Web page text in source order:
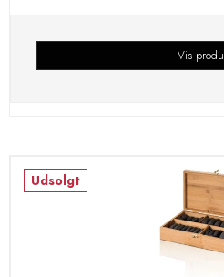
Vis
Udsolgt